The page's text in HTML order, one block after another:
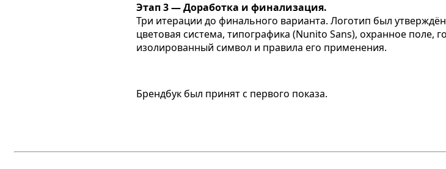
Этап 3 — Доработка и финализация.
Три итерации до финального варианта. Логотип был
цветовая система, типографика (Nunito Sans), охранное поле,
изолированный символ и правила его применения.
Брендбук был принят с первого показа.